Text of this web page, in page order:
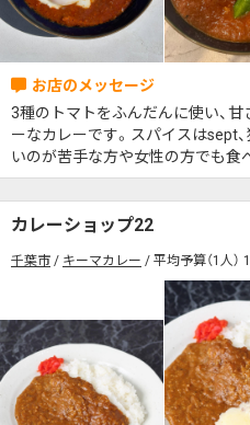
カウンター席あり テー
テラス席ペット可 子
カレー専門店 辛さが
キッズメニューあり
カード決済可 電子マ
#本日のカレー見た！で特典あ
検索
年中無休 5名以上の団体
デリバリー対応 禁煙
カウンター席あり
テラス席ペット可 子
カレー専門店 辛さが
キッズメニューあり
#本日のカレー見た！で特典
検
3種のトマトをふんだんに使い、
ーなカレーです。スパイスはsept
いのが苦手な方や女性の方でも食
お味になっております。お好みの
カレーショップ22
千葉市 キーマカレー 平均予算（1人）